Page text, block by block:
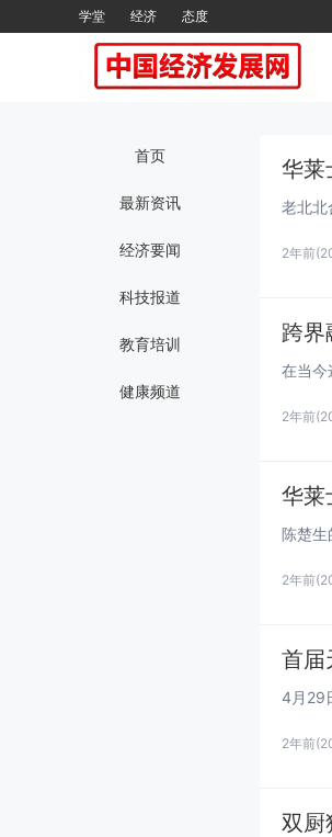
学堂 经济 态度
首页
最新资讯
经济要闻
科技报道
教育培训
健康频道
华莱
2年前
跨界
2年前
2年前
首届
2年前
双厨